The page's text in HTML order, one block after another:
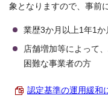
象となりますので、事前
業歴3か月以上1年1
店舗増加等によって
困難な事業者の方
認定基準の運用緩和